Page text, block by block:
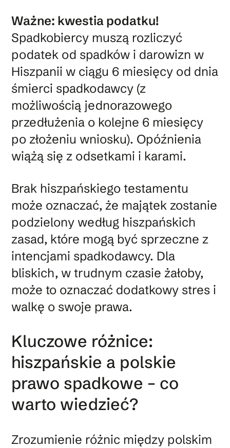
Ważne: kwestia podatku!
Spadkobiercy muszą rozliczyć
podatek od spadków i darowizn w
Hiszpanii w ciągu 6 miesięcy od dnia
śmierci spadkodawcy (z
możliwością jednorazowego
przedłużenia o kolejne 6 miesięcy
po złożeniu wniosku). Opóźnienia
wiążą się z odsetkami i karami.
Brak hiszpańskiego testamentu
może oznaczać, że majątek zostanie
podzielony według hiszpańskich
zasad, które mogą być sprzeczne z
intencjami spadkodawcy. Dla
bliskich, w trudnym czasie żałoby,
może to oznaczać dodatkowy stres i
walkę o swoje prawa.
Kluczowe różnice:
hiszpańskie a polskie
prawo spadkowe – co
warto wiedzieć?
Zrozumienie różnic między polskim